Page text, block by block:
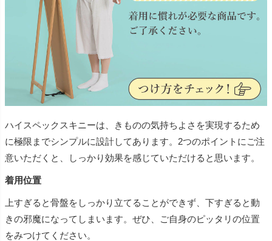
ハイスペックスキニーは、きものの気持ちよさを実現するため
に極限までシンプルに設計してあります。2つのポイントにご注
意いただくと、しっかり効果を感じていただけると思います。
着用位置
上すぎると骨盤をしっかり立てることができず、下すぎると動
きの邪魔になってしまいます。ぜひ、ご自身のピッタリの位置
をみつけてください。